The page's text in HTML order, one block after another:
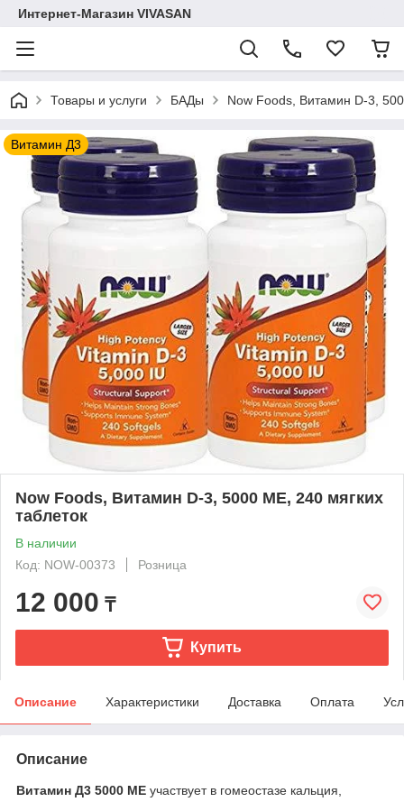
Интернет-Магазин VIVASAN
Товары и услуги БАДы Now Foods, Витамин D-3,
Витамин Д3
Now Foods, Витамин D-3, 5000 МЕ, 240 мягких
таблеток
В наличии
Код: NOW-00373
Розница
12 000 ₸
Купить
Описание Характеристики Доставка Оплата
Описание
Витамин Д3 5000 МЕ участвует в гомеостазе кальция,